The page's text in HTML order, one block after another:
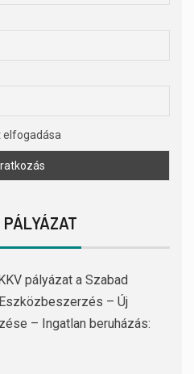
pályázat a Szabad
– Új
– Ingatlan beruházás: